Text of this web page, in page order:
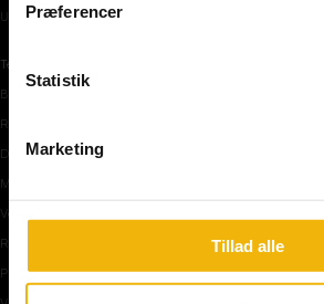
Præferencer
Statistik
Marketing
Tillad alle
Undertavler
Teoriundervisning
Bilens teknik
Risikoforhold
De første manøvre på vej
Manøvre på vej
Vejkryds
Rundkørsel og motorvej
Parkering, mørke og tunnel